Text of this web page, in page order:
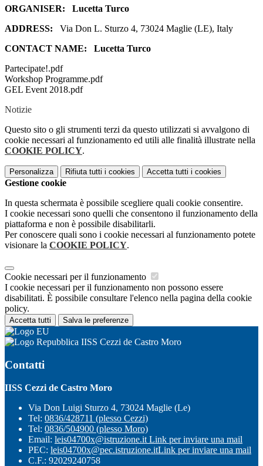
ORGANISER:
Lucetta Turco
ADDRESS:
Via Don L. Sturzo 4, 73024 Maglie (LE), Italy
CONTACT NAME:
Lucetta Turco
Partecipate!.pdf
Workshop Programme.pdf
GEL Event 2018.pdf
Notizie
Questo sito o gli strumenti terzi da questo utilizzati si avvalgono di
cookie necessari al funzionamento ed utili alle finalità illustrate nella
COOKIE POLICY.
Personalizza Rifiuta tutti i cookies Accetta tutti i cookies
Gestione cookie
In questa schermata è possibile scegliere quali cookie consentire.
I cookie necessari sono quelli che consentono il funzionamento della
piattaforma e non è possibile disabilitarli.
Per conoscere quali sono i cookie necessari al funzionamento potete
visionare la COOKIE POLICY.
Cookie necessari per il funzionamento
I cookie necessari per il funzionamento non possono essere
disabilitati. È possibile consultare l'elenco nella pagina della cookie
policy.
Accetta tutti Salva le preferenze
IISS Cezzi de Castro Moro
Contatti
IISS Cezzi de Castro Moro
Via Don Luigi Sturzo 4, 73024 Maglie (Le)
Tel: 0836/428711 (plesso Cezzi)
Tel: 0836/504900 (plesso Moro)
Email: leis04700x@istruzione.it Link per inviare una mail
PEC: leis04700x@pec.istruzione.itLink per inviare una mail
C.F.: 92029240758